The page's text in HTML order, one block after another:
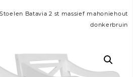
Stoelen Batavia 2 st massief mahoniehout
donkerbruin